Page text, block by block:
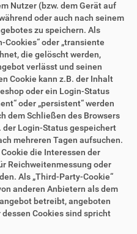
Nutzer (bzw. dem Gerät auf
oder auch nach seinem
zu speichern. Als
Cookies“ oder „transiente
die gelöscht werden,
verlässt und seinen
Cookie kann z.B. der Inhalt
oder ein Login-Status
oder „persistent“ werden
dem Schließen des Browsers
der Login-Status gespeichert
mehreren Tagen aufsuchen.
die Interessen der
Reichweitenmessung oder
Als „Third-Party-Cookie“
anderen Anbietern als dem
betreibt, angeboten
Cookies sind spricht